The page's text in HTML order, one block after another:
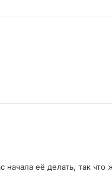
начала её делать, так что